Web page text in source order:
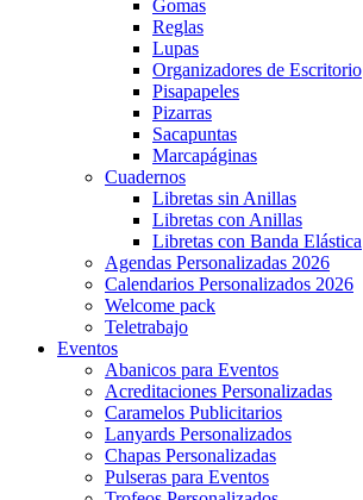
Gomas
Reglas
Lupas
Organizadores de Escritorio
Pisapapeles
Pizarras
Sacapuntas
Marcapáginas
Cuadernos
Libretas sin Anillas
Libretas con Anillas
Libretas con Banda Elástica
Agendas Personalizadas 2026
Calendarios Personalizados 2026
Welcome pack
Teletrabajo
Eventos
Abanicos para Eventos
Acreditaciones Personalizadas
Caramelos Publicitarios
Lanyards Personalizados
Chapas Personalizadas
Pulseras para Eventos